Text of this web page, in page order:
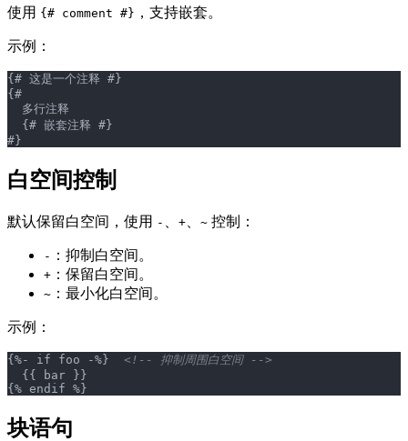
使用 {# comment #} ，支持嵌套。
示例：
{# 这是一个注释 #}
{#
  多行注释
  {# 嵌套注释 #}
#}
白空间控制
默认保留白空间，使用 - + ~ 控制：
- ：抑制白空间。
+ ：保留白空间。
~ ：最小化白空间。
示例：
{%- if foo -%} <!-- 抑制周围白空间 -->
  {{ bar }}
{% endif %}
块语句